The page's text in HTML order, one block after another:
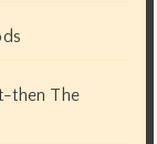
then The